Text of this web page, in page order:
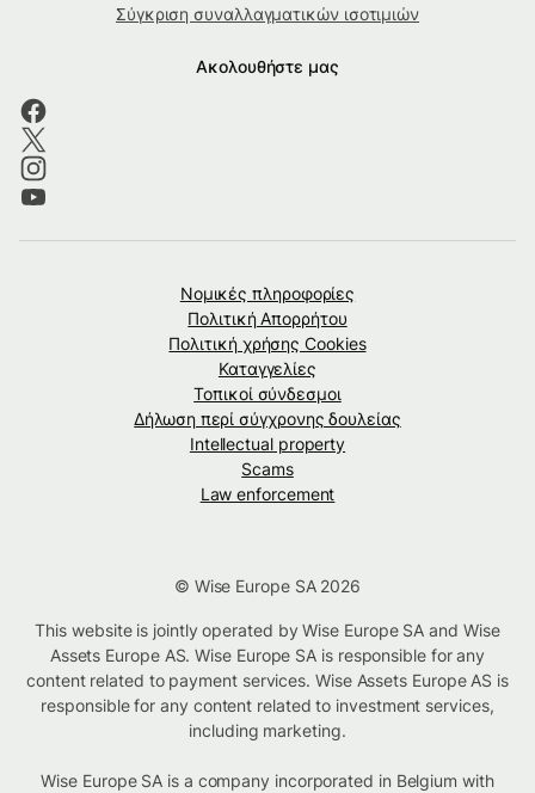
Σύγκριση συναλλαγματικών ισοτιμιών
Ακολουθήστε μας
Νομικές πληροφορίες
Πολιτική Απορρήτου
Πολιτική χρήσης Cookies
Καταγγελίες
Τοπικοί σύνδεσμοι
Δήλωση περί σύγχρονης δουλείας
Intellectual property
Scams
Law enforcement
© Wise Europe SA 2026
This website is jointly operated by Wise Europe SA and Wise
Assets Europe AS. Wise Europe SA is responsible for any
content related to payment services. Wise Assets Europe AS is
responsible for any content related to investment services,
including marketing.
Wise Europe SA is a company incorporated in Belgium with